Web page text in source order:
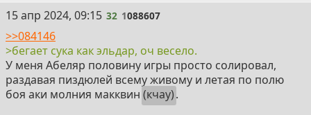
32
15 апр 2024, 09:15 32 1088607
>>084146
>бегает сука как эльдар, оч весело.
У меня Абеляр половину игры просто солировал,
раздавая пиздюлей всему живому и летая по полю
боя аки молния макквин (кчау).